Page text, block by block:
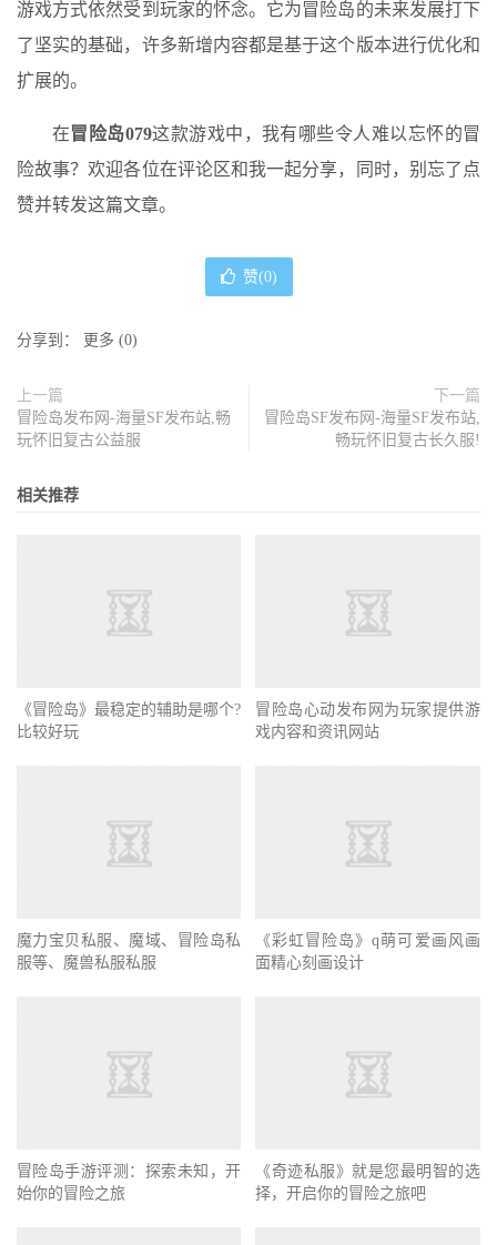
游戏方式依然受到玩家的怀念。它为冒险岛的未来发展打下
了坚实的基础，许多新增内容都是基于这个版本进行优化和
扩展的。
在冒险岛079这款游戏中，我有哪些令人难以忘怀的冒
险故事？欢迎各位在评论区和我一起分享，同时，别忘了点
赞并转发这篇文章。
赞(0)
分享到： 更多 (0)
上一篇
冒险岛发布网-海量SF发布站,畅
玩怀旧复古公益服
下一篇
冒险岛SF发布网-海量SF发布站,
畅玩怀旧复古长久服!
相关推荐
《冒险岛》最稳定的辅助是哪个?
冒险岛心动发布网为玩家提供游
戏内容和资讯网站
魔力宝贝私服、魔域、冒险岛私
《彩虹冒险岛》q萌可爱画风画
冒险岛手游评测：探索未知，开
《奇迹私服》就是您最明智的选